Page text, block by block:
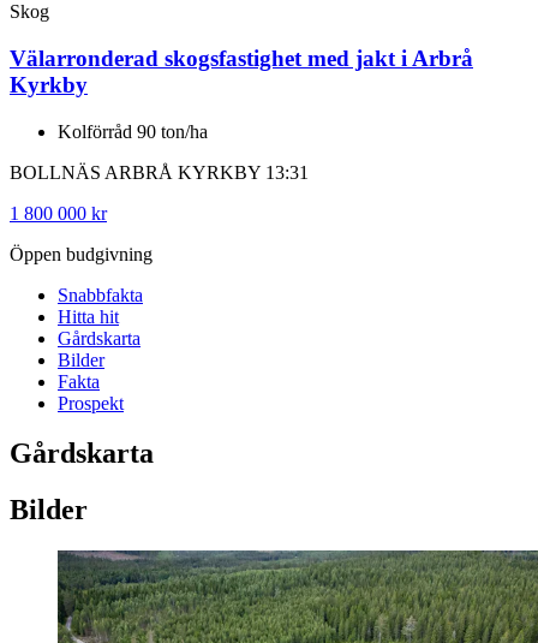
Skog
Välarronderad skogsfastighet med jakt i Arbrå
Kyrkby
Kolförråd 90 ton/ha
BOLLNÄS ARBRÅ KYRKBY 13:31
1 800 000 kr
Öppen budgivning
Snabbfakta
Hitta hit
Gårdskarta
Bilder
Fakta
Prospekt
Gårdskarta
Bilder